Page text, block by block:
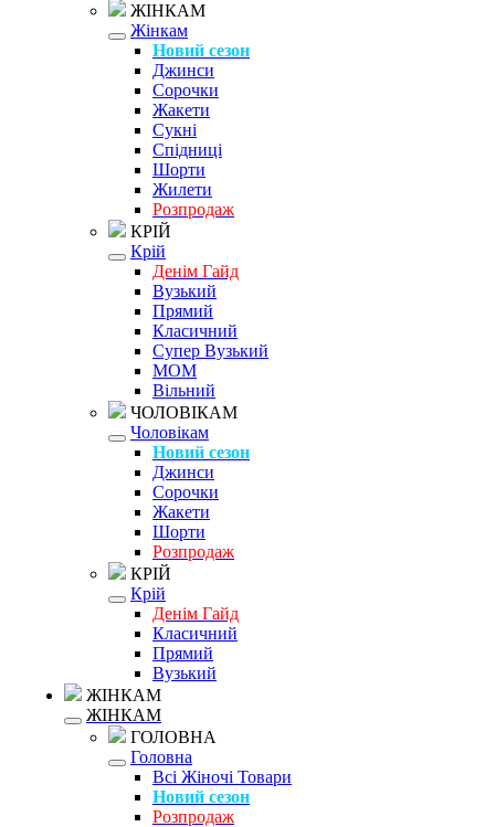
ЖІНКАМ
Жінкам
Новий сезон
Джинси
Сорочки
Жакети
Сукні
Спідниці
Шорти
Жилети
Розпродаж
КРІЙ
Крій
Денім Гайд
Вузький
Прямий
Класичний
Супер Вузький
MOM
Вільний
ЧОЛОВІКАМ
Чоловікам
Новий сезон
Джинси
Сорочки
Жакети
Шорти
Розпродаж
КРІЙ
Крій
Денім Гайд
Класичний
Прямий
Вузький
ЖІНКАМ
ЖІНКАМ
ГОЛОВНА
Головна
Всі Жіночі Товари
Новий сезон
Розпродаж